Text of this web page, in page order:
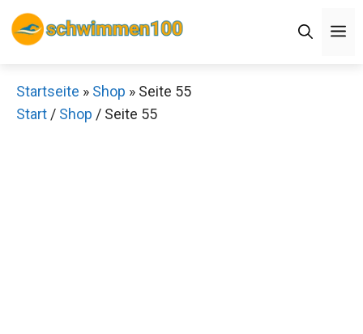
Zum
Inhalt
Startseite » Shop » Seite 55
Start / Shop / Seite 55